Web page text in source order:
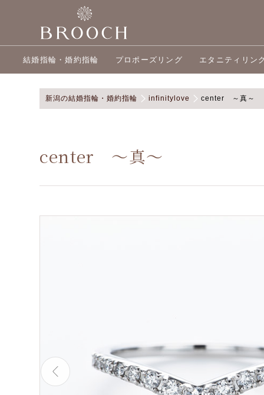
結婚指輪・婚約指輪 プロポーズリング エタニティリン
新潟の結婚指輪・婚約指輪 infinitylove center ～真～
center ～真～